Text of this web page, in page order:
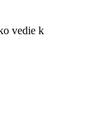
vedie k